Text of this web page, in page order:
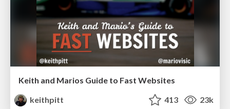
Keith and Marios Guide to Fast Websites
keithpitt
413 23k